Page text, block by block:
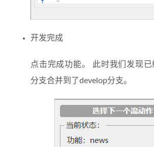
开发完成
点击完成功能。 此时我们发现
分支合并到了develop分支。